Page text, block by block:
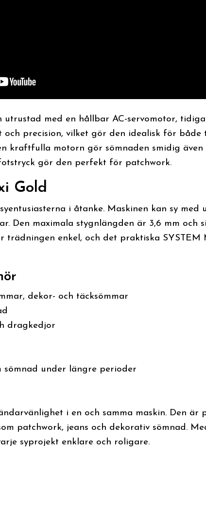
utrustad med en hållbar AC-servomotor,
precision, vilket gör den idealisk för både
kraftfulla motorn gör sömnaden smidig
gör den perfekt för patchwork.
Gold
i åtanke. Maskinen kan sy med
Den maximala stygnlängden är 3,6 mm och
enkel, och det praktiska SYSTEM
dekor- och täcksömmar
dragkedjor
under längre perioder
i en och samma maskin. Den
patchwork, jeans och dekorativ sömnad.
syprojekt enklare och roligare.